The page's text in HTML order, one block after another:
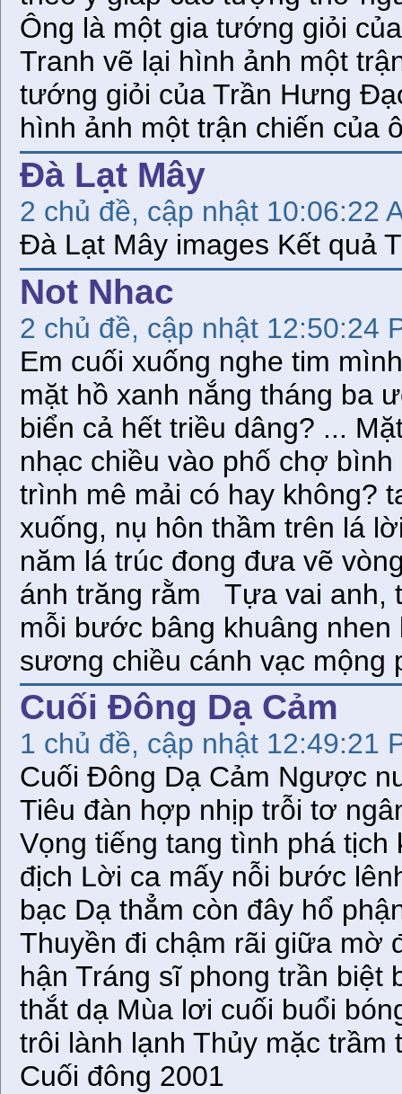
Đà Lạt Mây
2 chủ đề, cập nhật 10:06:22
Đà Lạt Mây images Kết
Not Nhac
2 chủ đề, cập nhật 12:50:24
Em cuối xuống nghe tim
mặt hồ xanh nắng tháng ba
biển cả hết triều dâng? ...
nhạc chiều vào phố chợ
trình mê mải có hay không?
xuống, nụ hôn thầm trên lá
năm lá trúc đong đưa vẽ
ánh trăng rằm Tựa vai anh,
mỗi bước bâng khuâng
sương chiều cánh vạc mộng
Cuối Đông Dạ Cảm
1 chủ đề, cập nhật 12:49:21
Cuối Đông Dạ Cảm Ngược
Tiêu đàn hợp nhịp trỗi tơ
Vọng tiếng tang tình phá
địch Lời ca mấy nỗi bước
bạc Dạ thẳm còn đây hổ
Thuyền đi chậm rãi giữa mờ
hận Tráng sĩ phong trần biệt
thắt dạ Mùa lơi cuối buổi
trôi lành lạnh Thủy
Cuối đông 2001